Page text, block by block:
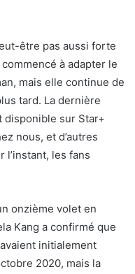
être pas aussi forte
commencé à adapter le
mais elle continue de
tard. La dernière
disponible sur Star+
nous, et d’autres
l’instant, les fans
onzième volet en
Kang a confirmé que
initialement
2020, mais la